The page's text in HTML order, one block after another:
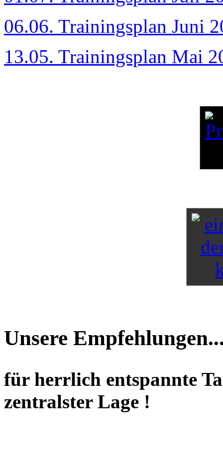
06.06. Trainingsplan Juni
13.05. Trainingsplan Mai
Unsere
für herrlich entspannte
zentralster Lage !